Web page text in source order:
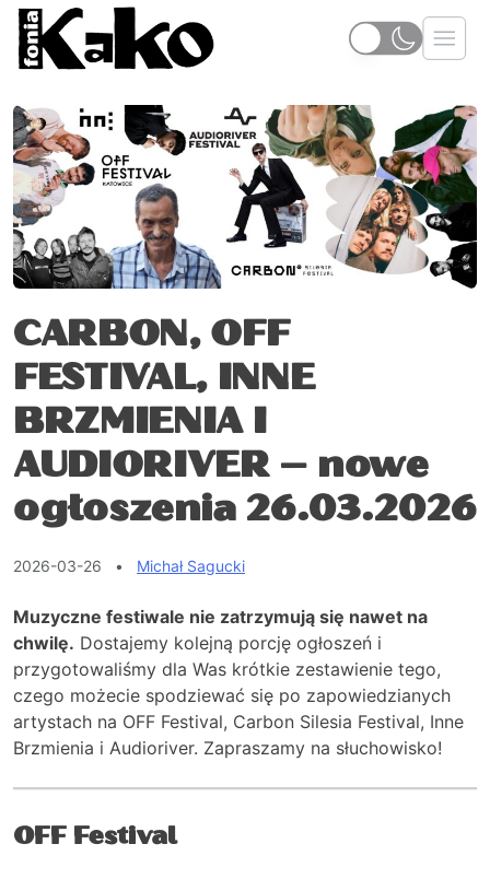
CARBON, OFF
FESTIVAL, INNE
BRZMIENIA I
AUDIORIVER – nowe
ogłoszenia 26.03.2026
2026-03-26 • Michał Sagucki
Muzyczne festiwale nie zatrzymują się nawet na
chwilę. Dostajemy kolejną porcję ogłoszeń i
przygotowaliśmy dla Was krótkie zestawienie tego,
czego możecie spodziewać się po zapowiedzianych
artystach na OFF Festival, Carbon Silesia Festival, Inne
Brzmienia i Audioriver. Zapraszamy na słuchowisko!
OFF Festival